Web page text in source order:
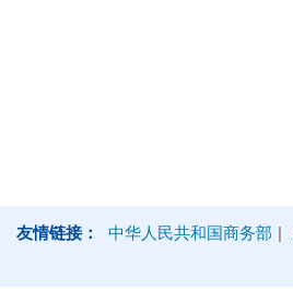
友情链接： 中华人民共和国商务部 |